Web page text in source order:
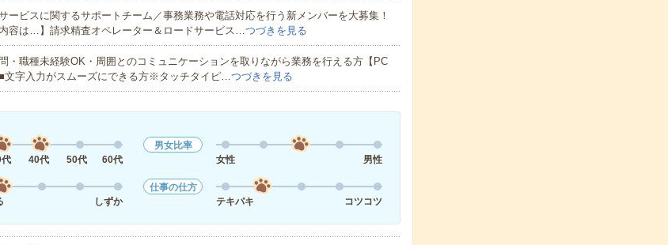
ービスに関するサポートチーム／事務業務や電話対応を行う新メンバーを大募集！
内容は…】請求精査オペレーター＆ロードサービス…つづきを見る
・職種未経験OK・周囲とのコミュニケーションを取りながら業務を行える方【PC
文字入力がスムーズにできる方※タッチタイピ…つづきを見る
40代 50代 60代
男女比率
女性
男性
しずか
仕事の仕方
テキパキ
コツコツ